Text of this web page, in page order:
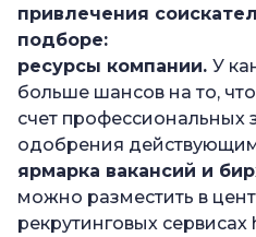
привлечения
подборе:
ресурсы компании. У
больше шансов на то,
счет профессиональных
одобрения
ярмарка вакансий и
можно разместить в
рекрутинговых сервисах